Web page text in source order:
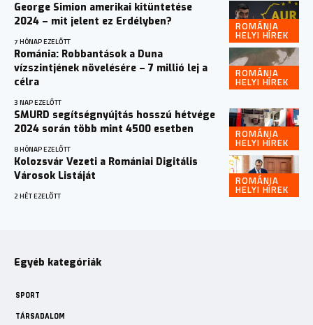
ROMÁNIA
HELYI HÍREK
George Simion amerikai kitüntetése
2024 – mit jelent ez Erdélyben?
7 HÓNAP EZELŐTT
ROMÁNIA
HELYI HÍREK
Románia: Robbantások a Duna
vízszintjének növelésére – 7 millió lej a
célra
3 NAP EZELŐTT
ROMÁNIA
HELYI HÍREK
SMURD segítségnyújtás hosszú hétvége
2024 során több mint 4500 esetben
8 HÓNAP EZELŐTT
ROMÁNIA
HELYI HÍREK
Kolozsvár Vezeti a Romániai Digitális
Városok Listáját
2 HÉT EZELŐTT
Egyéb kategóriák
SPORT
TÁRSADALOM